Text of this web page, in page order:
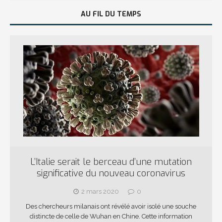
AU FIL DU TEMPS
L’Italie serait le berceau d’une mutation
significative du nouveau coronavirus
2 mars 2020
0
Des chercheurs milanais ont révélé avoir isolé une souche
distincte de celle de Wuhan en Chine. Cette information